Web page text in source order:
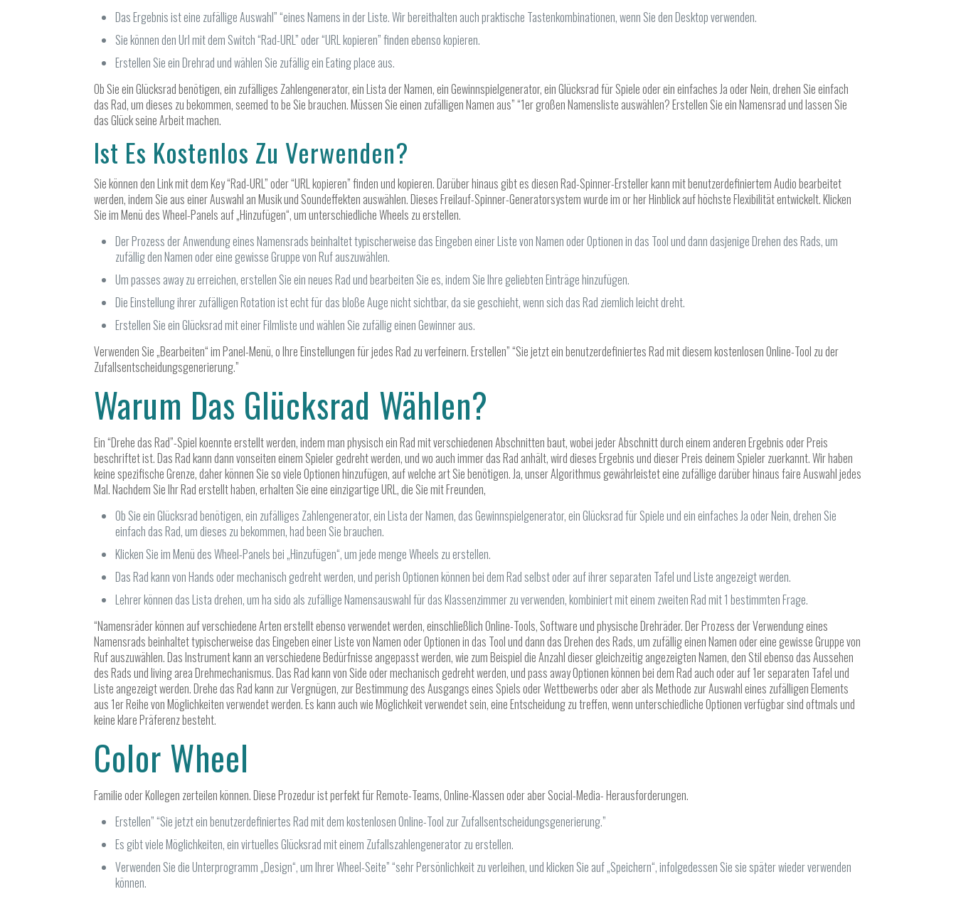
Das Ergebnis ist eine zufällige Auswahl” “eines Namens in der Liste. Wir bereithalten auch praktische Tastenkombinationen, wenn Sie den Desktop verwenden.
Sie können den Url mit dem Switch “Rad-URL” oder “URL kopieren” finden ebenso kopieren.
Erstellen Sie ein Drehrad und wählen Sie zufällig ein Eating place aus.
Ob Sie ein Glücksrad benötigen, ein zufälliges Zahlengenerator, ein Lista der Namen, ein Gewinnspielgenerator, ein Glücksrad für Spiele oder ein einfaches Ja oder Nein, drehen Sie einfach
das Rad, um dieses zu bekommen, seemed to be Sie brauchen. Müssen Sie einen zufälligen Namen aus” “1er großen Namensliste auswählen? Erstellen Sie ein Namensrad und lassen Sie
das Glück seine Arbeit machen.
Ist Es Kostenlos Zu Verwenden?
Sie können den Link mit dem Key “Rad-URL” oder “URL kopieren” finden und kopieren. Darüber hinaus gibt es diesen Rad-Spinner-Ersteller kann mit benutzerdefiniertem Audio bearbeitet
werden, indem Sie aus einer Auswahl an Musik und Soundeffekten auswählen. Dieses Freilauf-Spinner-Generatorsystem wurde im or her Hinblick auf höchste Flexibilität entwickelt. Klicken
Sie im Menü des Wheel-Panels auf „Hinzufügen“, um unterschiedliche Wheels zu erstellen.
Der Prozess der Anwendung eines Namensrads beinhaltet typischerweise das Eingeben einer Liste von Namen oder Optionen in das Tool und dann dasjenige Drehen des Rads, um
zufällig den Namen oder eine gewisse Gruppe von Ruf auszuwählen.
Um passes away zu erreichen, erstellen Sie ein neues Rad und bearbeiten Sie es, indem Sie Ihre geliebten Einträge hinzufügen.
Die Einstellung ihrer zufälligen Rotation ist echt für das bloße Auge nicht sichtbar, da sie geschieht, wenn sich das Rad ziemlich leicht dreht.
Erstellen Sie ein Glücksrad mit einer Filmliste und wählen Sie zufällig einen Gewinner aus.
Verwenden Sie „Bearbeiten“ im Panel-Menü, o Ihre Einstellungen für jedes Rad zu verfeinern. Erstellen” “Sie jetzt ein benutzerdefiniertes Rad mit diesem kostenlosen Online-Tool zu der
Zufallsentscheidungsgenerierung.”
Warum Das Glücksrad Wählen?
Ein “Drehe das Rad”-Spiel koennte erstellt werden, indem man physisch ein Rad mit verschiedenen Abschnitten baut, wobei jeder Abschnitt durch einem anderen Ergebnis oder Preis
beschriftet ist. Das Rad kann dann vonseiten einem Spieler gedreht werden, und wo auch immer das Rad anhält, wird dieses Ergebnis und dieser Preis deinem Spieler zuerkannt. Wir haben
keine spezifische Grenze, daher können Sie so viele Optionen hinzufügen, auf welche art Sie benötigen. Ja, unser Algorithmus gewährleistet eine zufällige darüber hinaus faire Auswahl jedes
Mal. Nachdem Sie Ihr Rad erstellt haben, erhalten Sie eine einzigartige URL, die Sie mit Freunden,
Ob Sie ein Glücksrad benötigen, ein zufälliges Zahlengenerator, ein Lista der Namen, das Gewinnspielgenerator, ein Glücksrad für Spiele und ein einfaches Ja oder Nein, drehen Sie
einfach das Rad, um dieses zu bekommen, had been Sie brauchen.
Klicken Sie im Menü des Wheel-Panels bei „Hinzufügen“, um jede menge Wheels zu erstellen.
Das Rad kann von Hands oder mechanisch gedreht werden, und perish Optionen können bei dem Rad selbst oder auf ihrer separaten Tafel und Liste angezeigt werden.
Lehrer können das Lista drehen, um ha sido als zufällige Namensauswahl für das Klassenzimmer zu verwenden, kombiniert mit einem zweiten Rad mit 1 bestimmten Frage.
“Namensräder können auf verschiedene Arten erstellt ebenso verwendet werden, einschließlich Online-Tools, Software und physische Drehräder. Der Prozess der Verwendung eines
Namensrads beinhaltet typischerweise das Eingeben einer Liste von Namen oder Optionen in das Tool und dann das Drehen des Rads, um zufällig einen Namen oder eine gewisse Gruppe von
Ruf auszuwählen. Das Instrument kann an verschiedene Bedürfnisse angepasst werden, wie zum Beispiel die Anzahl dieser gleichzeitig angezeigten Namen, den Stil ebenso das Aussehen
des Rads und living area Drehmechanismus. Das Rad kann von Side oder mechanisch gedreht werden, und pass away Optionen können bei dem Rad auch oder auf 1er separaten Tafel und
Liste angezeigt werden. Drehe das Rad kann zur Vergnügen, zur Bestimmung des Ausgangs eines Spiels oder Wettbewerbs oder aber als Methode zur Auswahl eines zufälligen Elements
aus 1er Reihe von Möglichkeiten verwendet werden. Es kann auch wie Möglichkeit verwendet sein, eine Entscheidung zu treffen, wenn unterschiedliche Optionen verfügbar sind oftmals und
keine klare Präferenz besteht.
Color Wheel
Familie oder Kollegen zerteilen können. Diese Prozedur ist perfekt für Remote-Teams, Online-Klassen oder aber Social-Media- Herausforderungen.
Erstellen” “Sie jetzt ein benutzerdefiniertes Rad mit dem kostenlosen Online-Tool zur Zufallsentscheidungsgenerierung.”
Es gibt viele Möglichkeiten, ein virtuelles Glücksrad mit einem Zufallszahlengenerator zu erstellen.
Verwenden Sie die Unterprogramm „Design“, um Ihrer Wheel-Seite” “sehr Persönlichkeit zu verleihen, und klicken Sie auf „Speichern“, infolgedessen Sie sie später wieder verwenden
können.